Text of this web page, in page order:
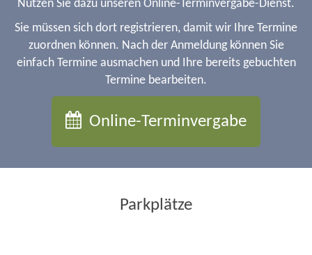
Nutzen Sie dazu unseren Online-Terminvergabe-Dienst.
Sie müssen sich dort registrieren, damit wir Ihre Termine
zuordnen können. Nach der Anmeldung können Sie
einfach Termine ausmachen und Ihre bereits gebuchten
Termine bearbeiten.
Online-Terminvergabe
Parkplätze